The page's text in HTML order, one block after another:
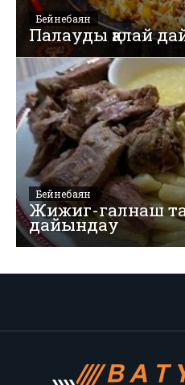
Бейнебаян
Палауды қалай
Бейнебаян
Жижиг-галнаш
дайындау